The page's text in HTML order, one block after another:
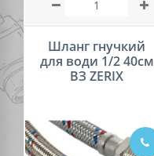
Шланг гнучкий
для води 1/2 40см
ВЗ ZERIX